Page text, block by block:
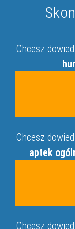
Chcesz
Chcesz
aptek
Chcesz